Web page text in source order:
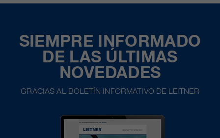
SIEMPRE INFORMADO
DE LAS ÚLTIMAS
NOVEDADES
GRACIAS AL BOLETÍN INFORMATIVO DE LEITNER